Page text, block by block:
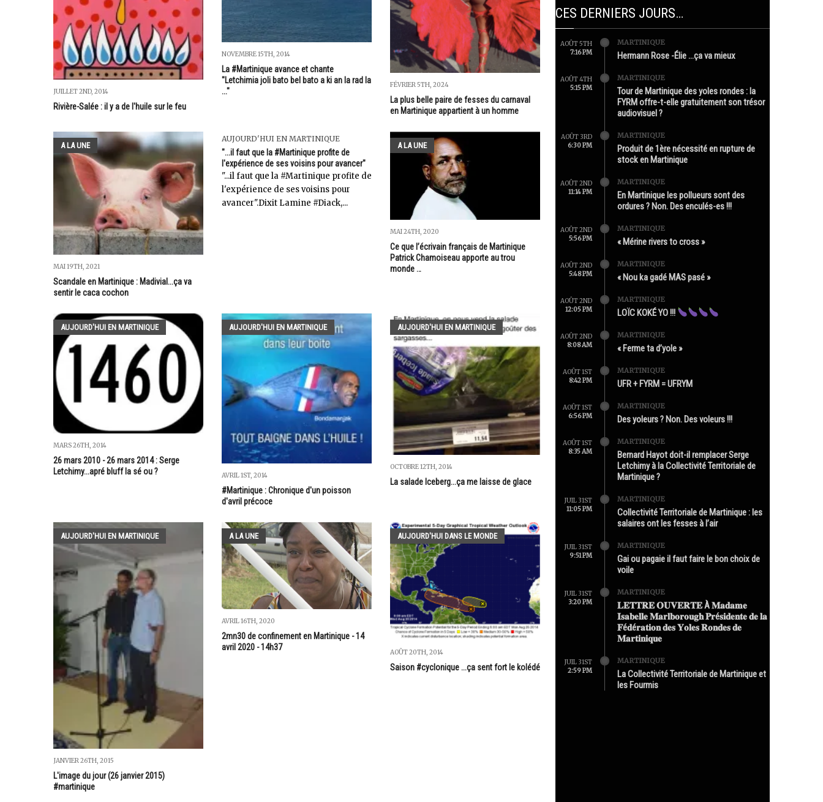
JUILLET 2ND, 2014
Rivière-Salée : il y a de l'huile sur le feu
NOVEMBRE 15TH, 2014
La #Martinique avance et chante
"Letchimia joli bato bel bato a ki an la rad la
..."
FÉVRIER 5TH, 2024
La plus belle paire de fesses du carnaval
en Martinique appartient à un homme
A LA UNE
MAI 19TH, 2021
Scandale en Martinique : Madivial...ça va
sentir le caca cochon
AUJOURD'HUI EN MARTINIQUE
"...il faut que la #Martinique profite de
l'expérience de ses voisins pour avancer"
"...il faut que la #Martinique profite de
l'expérience de ses voisins pour
avancer".Dixit Lamine #Diack,...
A LA UNE
MAI 24TH, 2020
Ce que l’écrivain français de Martinique
Patrick Chamoiseau apporte au trou
monde …
AUJOURD'HUI EN MARTINIQUE
MARS 26TH, 2014
26 mars 2010 - 26 mars 2014 : Serge
Letchimy...apré bluff la sé ou ?
AUJOURD'HUI EN MARTINIQUE
AVRIL 1ST, 2014
#Martinique : Chronique d'un poisson
d'avril précoce
AUJOURD'HUI EN MARTINIQUE
OCTOBRE 12TH, 2014
La salade Iceberg...ça me laisse de glace
AUJOURD'HUI EN MARTINIQUE
JANVIER 26TH, 2015
L'image du jour (26 janvier 2015)
#martinique
A LA UNE
AVRIL 16TH, 2020
2mn30 de confinement en Martinique - 14
avril 2020 - 14h37
AUJOURD'HUI DANS LE MONDE
AOÛT 20TH, 2014
Saison #cyclonique ...ça sent fort le kolédé
CES DERNIERS JOURS…
AOÛT 5TH
7:16 PM
MARTINIQUE
Hermann Rose -Élie …ça va mieux
AOÛT 4TH
5:15 PM
MARTINIQUE
Tour de Martinique des yoles rondes : la
FYRM offre-t-elle gratuitement son trésor
audiovisuel ?
AOÛT 3RD
6:30 PM
MARTINIQUE
Produit de 1ère nécessité en rupture de
stock en Martinique
AOÛT 2ND
11:14 PM
MARTINIQUE
En Martinique les pollueurs sont des
ordures ? Non. Des enculés-es !!!
AOÛT 2ND
5:56 PM
MARTINIQUE
« Mérine rivers to cross »
AOÛT 2ND
5:48 PM
MARTINIQUE
« Nou ka gadé MAS pasé »
AOÛT 2ND
12:05 PM
MARTINIQUE
LOÏC KOKÉ YO !!!
AOÛT 2ND
8:08 AM
MARTINIQUE
« Ferme ta d’yole »
AOÛT 1ST
8:42 PM
MARTINIQUE
UFR + FYRM = UFRYM
AOÛT 1ST
6:56 PM
MARTINIQUE
Des yoleurs ? Non. Des voleurs !!!
AOÛT 1ST
8:35 AM
MARTINIQUE
Bernard Hayot doit-il remplacer Serge
Letchimy à la Collectivité Territoriale de
Martinique ?
JUIL 31ST
11:05 PM
MARTINIQUE
Collectivité Territoriale de Martinique : les
salaires ont les fesses à l’air
JUIL 31ST
9:51 PM
MARTINIQUE
Gai ou pagaie il faut faire le bon choix de
voile
JUIL 31ST
3:20 PM
MARTINIQUE
𝐋𝐄𝐓𝐓𝐑𝐄 𝐎𝐔𝐕𝐄𝐑𝐓𝐄 À 𝐌𝐚𝐝𝐚𝐦𝐞
𝐈𝐬𝐚𝐛𝐞𝐥𝐥𝐞 𝐌𝐚𝐫𝐥𝐛𝐨𝐫𝐨𝐮𝐠𝐡 𝐏𝐫é𝐬𝐢𝐝𝐞𝐧𝐭𝐞 𝐝𝐞 𝐥𝐚
𝐅é𝐝é𝐫𝐚𝐭𝐢𝐨𝐧 𝐝𝐞𝐬 𝐘𝐨𝐥𝐞𝐬 𝐑𝐨𝐧𝐝𝐞𝐬 𝐝𝐞
𝐌𝐚𝐫𝐭𝐢𝐧𝐢𝐪𝐮𝐞
JUIL 31ST
2:59 PM
MARTINIQUE
La Collectivité Territoriale de Martinique et
les Fourmis